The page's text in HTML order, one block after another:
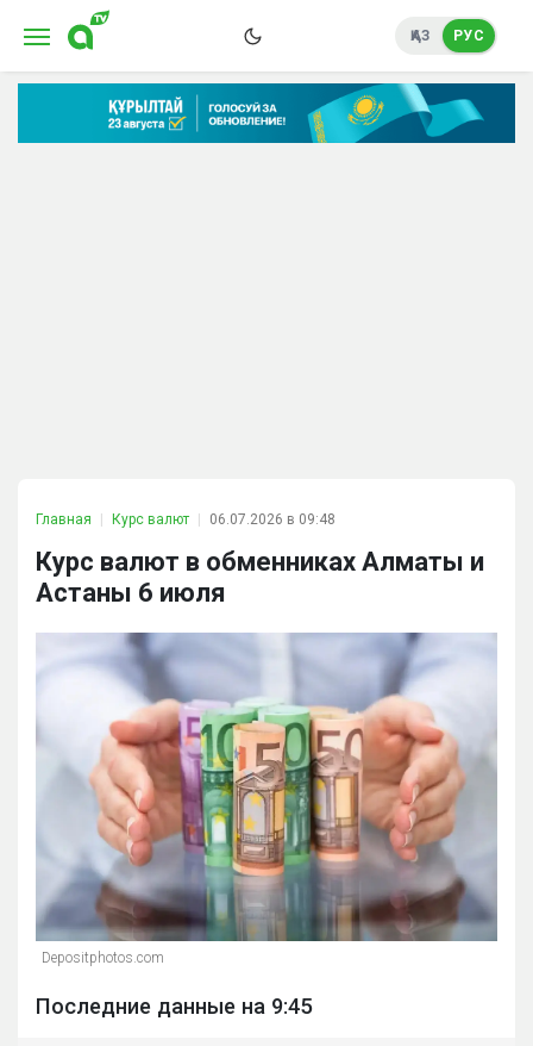
ҚАЗ РУС
Главная Курс валют 06.07.2026 в 09:48
Курс валют в обменниках Алматы и
Астаны 6 июля
Depositphotos.com
Последние данные на 9:45